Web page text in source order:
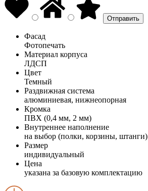
Фасад
Фотопечать
Материал корпуса
ЛДСП
Цвет
Темный
Раздвижная система
алюминиевая, нижнеопорная
Кромка
ПВХ (0,4 мм, 2 мм)
Внутреннее наполнение
на выбор (полки, корзины, штанги)
Размер
индивидуальный
Цена
указана за базовую комплектацию